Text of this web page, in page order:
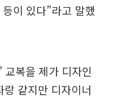
이 있다”라고 말했
교복을 제가 디자인
같지만 디자이너